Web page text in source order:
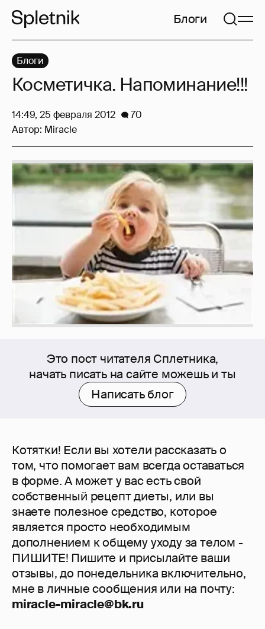
Блоги
Это пост читателя Сплетника,
начать писать на сайте можешь и ты
Написать блог
Котятки! Если вы хотели рассказать о
том, что помогает вам всегда оставаться
в форме. А может у вас есть свой
собственный рецепт диеты, или вы
знаете полезное средство, которое
является просто необходимым
дополнением к общему уходу за телом -
ПИШИТЕ! Пишите и присылайте ваши
отзывы, до понедельника включительно,
мне в личные сообщения или на почту:
miracle-miracle@bk.ru
Блоги
Косметичка. Напоминание!!!
14:49, 25 февраля 2012
70
Автор: Miracle